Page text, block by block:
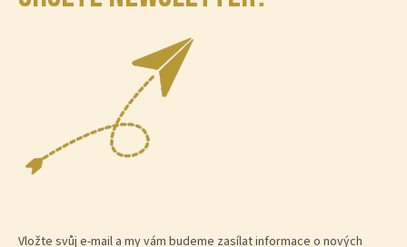
Vložte svůj e-mail a my vám budeme zasílat informace o nových